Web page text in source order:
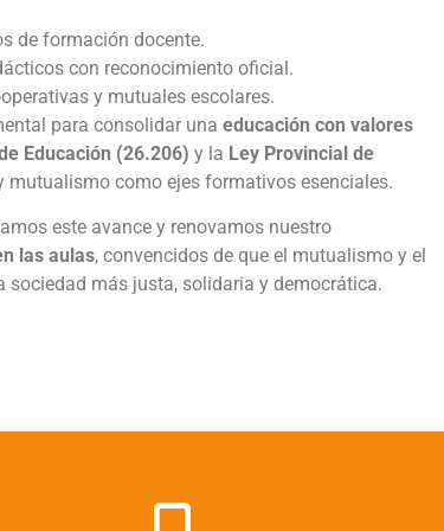
de formación docente.
con reconocimiento oficial.
y mutuales escolares.
para consolidar una educación con valores
Educación (26.206) y la Ley Provincial de
mutualismo como ejes formativos esenciales.
este avance y renovamos nuestro
las aulas, convencidos de que el mutualismo y el
más justa, solidaria y democrática.